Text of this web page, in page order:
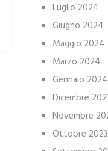
Luglio 2024
Giugno 2024
Maggio 2024
Marzo 2024
Gennaio 2024
Dicembre
Novembre
Ottobre 2023